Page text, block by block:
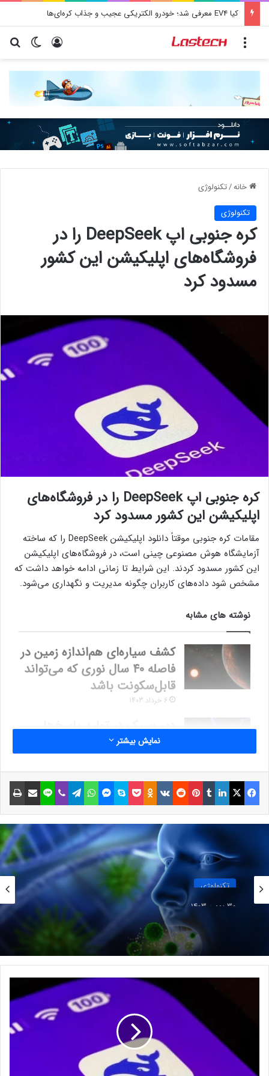
کیا EV4 معرفی شد؛ خودرو الکتریکی عجیب و جذاب کره‌ای‌ها
تغییر ورود
خانه/تکنولوژی
تکنولوژی
کره جنوبی اپ DeepSeek را در
فروشگاه‌های اپلیکیشن این کشور
مسدود کرد
کره جنوبی اپ DeepSeek را در فروشگاه‌های
اپلیکیشن این کشور مسدود کرد
مقامات کره جنوبی موقتاً دانلود اپلیکیشن DeepSeek را که ساخته
آزمایشگاه هوش مصنوعی چینی است، در فروشگاه‌های اپلیکیشن
این کشور مسدود کردند. این شرایط تا زمانی ادامه خواهد داشت که
مشخص شود داده‌های کاربران چگونه مدیریت و نگهداری می‌شود.
نوشته های مشابه
کشف سیاره‌ای هم‌اندازه زمین در
فاصله 40 سال نوری که می‌تواند
قابل‌سکونت باشد
6 خرداد 1403
دیپ‌سیک در تولید پاسخ‌ها
بیشتر از مدل‌های مشابه انرژی
مصرف می‌کند
15 بهمن 1403
چرا کره جنوبی دانلود اپلیکیشن DeepSeek
را محدود کرده است؟
طبق گزارش «Techcrunch»، کمیسیون حفاظت از اطلاعات شخصی
کره جنوبی (PIPC) اعلام کرد اپلیکیشن دیپ‌سیک زمانی دوباره قابل
دانلود خواهد بود که مطابق قوانین حریم خصوصی این کشور باشد و
تغییرات لازم را انجام دهد. این محدودیت‌ها تأثیری بر استفاده از
اپلیکیشن و نسخه وب آن نخواهد داشت اما این نهاد از کاربران
کنونی درخواست کرده که تا زمان تصمیم‌گیری نهایی از واردکردن
اطلاعات شخصی داخل DeepSeek خودداری کنند.
نمایش بیشتر
فیسبوک ایکس لینکداین تامبلر پینتریست Reddit
VKontakte
Odnoklassniki پاکت اسکایپ مسنجر واتس آپ تلگرام وایبر لاین اشتراک گذاری با ایمیل
تکنولوژی
کشف جدید دانشمندان: برخی باکتری‌های دهان
می‌توانند خطر ابتلا به آلزایمر را افزایش دهند
ی